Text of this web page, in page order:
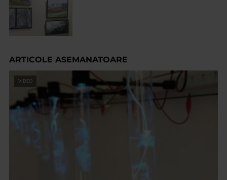
ARTICOLE ASEMANATOARE
VIDEO